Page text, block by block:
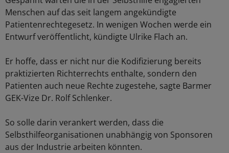
Menschen auf das seit langem angekündigte
Patientenrechtegesetz. In wenigen Wochen werde ein
Entwurf veröffentlicht, kündigte Ulrike Flach an.
Er hoffe, dass er nicht nur die Kodifizierung bereits
praktizierten Richterrechts enthalte, sondern den
Patienten auch neue Rechte zugestehe, sagte Barmer
GEK-Vize Dr. Rolf Schlenker.
So solle darin verankert werden, dass die
Selbsthilfeorganisationen unabhängig von Sponsoren
aus der Industrie arbeiten könnten.